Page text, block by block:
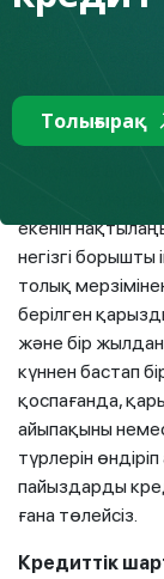
Артық төлем
байланысты
болса, онда
Банк
мерзімінен
айтқанда
кезеңде
екенін
негізгі борышты
толық
берілген
және бір
күннен бастап
қоспағанда,
айыпақыны
түрлерін
пайыздарды
ғана төлейсіз.
Кредиттік
Толығырақ